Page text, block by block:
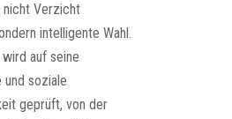
nicht Verzicht
intelligente Wahl.
auf seine
soziale
geprüft, von der